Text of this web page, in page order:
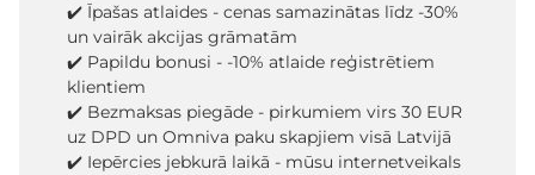
✔️ Īpašas atlaides - cenas samazinātas līdz -30%
un vairāk akcijas grāmatām
✔️ Papildu bonusi - -10% atlaide reģistrētiem
klientiem
✔️ Bezmaksas piegāde - pirkumiem virs 30 EUR
uz DPD un Omniva paku skapjiem visā Latvijā
✔️ Iepērcies jebkurā laikā - mūsu internetveikals